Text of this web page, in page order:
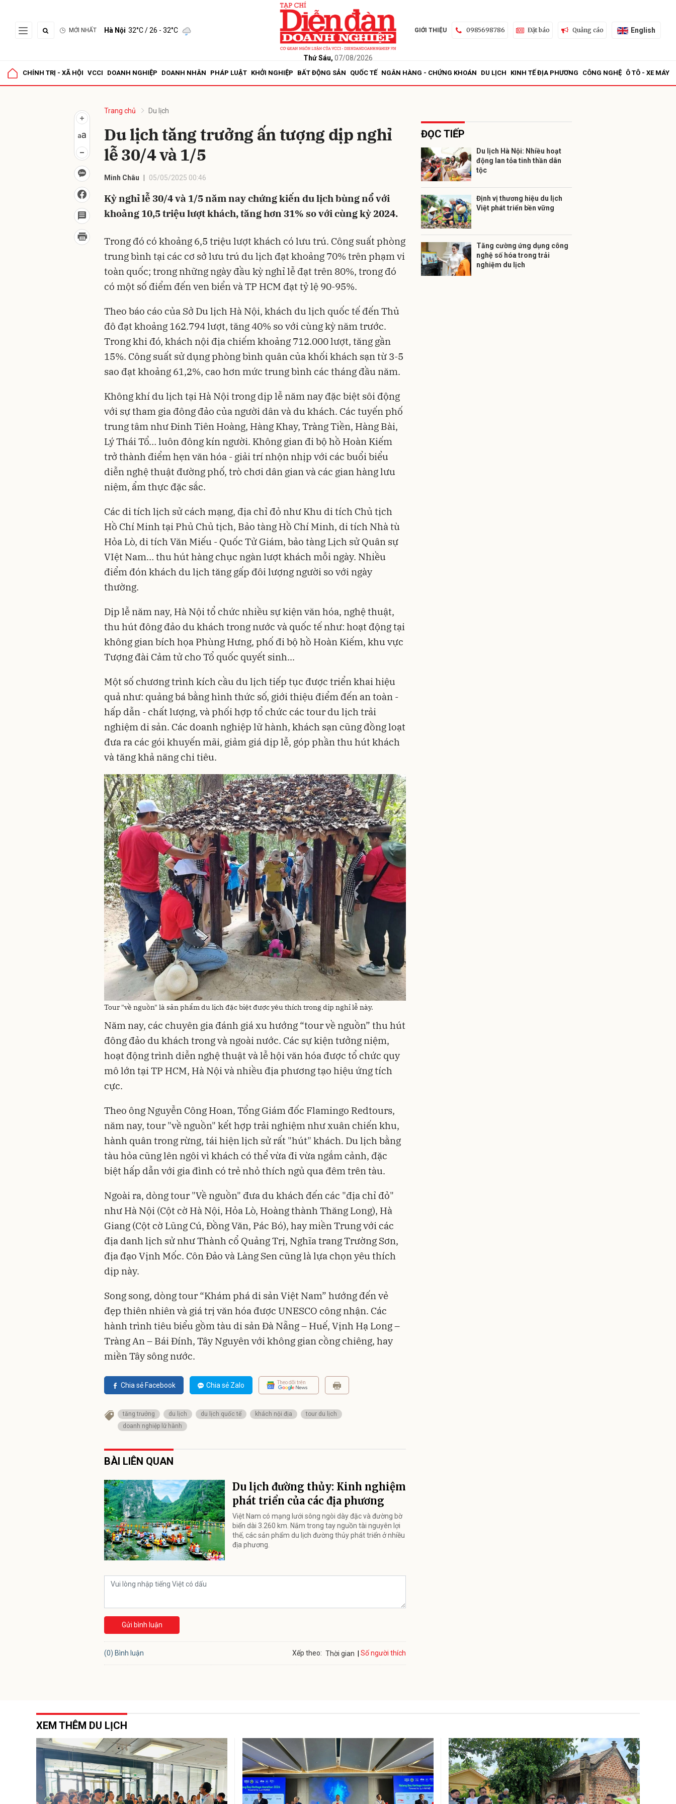
MỚI NHẤT Hà Nội 32°C/ 26 - 32°C
Thứ Sáu, 07/08/2026
GIỚI THIỆU 0985698786 Đặt báo Quảng cáo English
CHÍNH TRỊ - XÃ HỘI VCCI DOANH NGHIỆP DOANH NHÂN PHÁP LUẬT KHỞI NGHIỆP BẤT ĐỘNG SẢN QUỐC TẾ NGÂN HÀNG - CHỨNG KHOÁN DU LỊCH KINH TẾ ĐỊA PHƯƠNG CÔNG NGHỆ Ô TÔ - XE MÁY
Trang chủ Du lịch
Du lịch tăng trưởng ấn tượng dịp nghỉ
lễ 30/4 và 1/5
Minh Châu 05/05/2025 00:46
Kỳ nghỉ lễ 30/4 và 1/5 năm nay chứng kiến du lịch bùng nổ với
khoảng 10,5 triệu lượt khách, tăng hơn 31% so với cùng kỳ 2024.
Trong đó có khoảng 6,5 triệu lượt khách có lưu trú. Công suất phòng
trung bình tại các cơ sở lưu trú du lịch đạt khoảng 70% trên phạm vi
toàn quốc; trong những ngày đầu kỳ nghỉ lễ đạt trên 80%, trong đó
có một số điểm đến ven biển và TP HCM đạt tỷ lệ 90-95%.
Theo báo cáo của Sở Du lịch Hà Nội, khách du lịch quốc tế đến Thủ
đô đạt khoảng 162.794 lượt, tăng 40% so với cùng kỳ năm trước.
Trong khi đó, khách nội địa chiếm khoảng 712.000 lượt, tăng gần
15%. Công suất sử dụng phòng bình quân của khối khách sạn từ 3-5
sao đạt khoảng 61,2%, cao hơn mức trung bình các tháng đầu năm.
Không khí du lịch tại Hà Nội trong dịp lễ năm nay đặc biệt sôi động
với sự tham gia đông đảo của người dân và du khách. Các tuyến phố
trung tâm như Đinh Tiên Hoàng, Hàng Khay, Tràng Tiền, Hàng Bài,
Lý Thái Tổ… luôn đông kín người. Không gian đi bộ hồ Hoàn Kiếm
trở thành điểm hẹn văn hóa - giải trí nhộn nhịp với các buổi biểu
diễn nghệ thuật đường phố, trò chơi dân gian và các gian hàng lưu
niệm, ẩm thực đặc sắc.
Các di tích lịch sử cách mạng, địa chỉ đỏ như Khu di tích Chủ tịch
Hồ Chí Minh tại Phủ Chủ tịch, Bảo tàng Hồ Chí Minh, di tích Nhà tù
Hỏa Lò, di tích Văn Miếu - Quốc Tử Giám, bảo tàng Lịch sử Quân sự
VIệt Nam… thu hút hàng chục ngàn lượt khách mỗi ngày. Nhiều
điểm đón khách du lịch tăng gấp đôi lượng người so với ngày
thường.
Dịp lễ năm nay, Hà Nội tổ chức nhiều sự kiện văn hóa, nghệ thuật,
thu hút đông đảo du khách trong nước và quốc tế như: hoạt động tại
không gian bích họa Phùng Hưng, phố đi bộ hồ Hoàn Kiếm, khu vực
Tượng đài Cảm tử cho Tổ quốc quyết sinh...
Một số chương trình kích cầu du lịch tiếp tục được triển khai hiệu
quả như: quảng bá bằng hình thức số, giới thiệu điểm đến an toàn -
hấp dẫn - chất lượng, và phối hợp tổ chức các tour du lịch trải
nghiệm di sản. Các doanh nghiệp lữ hành, khách sạn cũng đồng loạt
đưa ra các gói khuyến mãi, giảm giá dịp lễ, góp phần thu hút khách
và tăng khả năng chi tiêu.
Tour "về nguồn" là sản phẩm du lịch đặc biệt được yêu thích trong dịp nghỉ lễ này.
Năm nay, các chuyên gia đánh giá xu hướng “tour về nguồn” thu hút
đông đảo du khách trong và ngoài nước. Các sự kiện tưởng niệm,
hoạt động trình diễn nghệ thuật và lễ hội văn hóa được tổ chức quy
mô lớn tại TP HCM, Hà Nội và nhiều địa phương tạo hiệu ứng tích
cực.
Theo ông Nguyễn Công Hoan, Tổng Giám đốc Flamingo Redtours,
năm nay, tour "về nguồn" kết hợp trải nghiệm như xuân chiến khu,
hành quân trong rừng, tái hiện lịch sử rất "hút" khách. Du lịch bằng
tàu hỏa cũng lên ngôi vì khách có thể vừa đi vừa ngắm cảnh, đặc
biệt hấp dẫn với gia đình có trẻ nhỏ thích ngủ qua đêm trên tàu.
Ngoài ra, dòng tour "Về nguồn" đưa du khách đến các "địa chỉ đỏ"
như Hà Nội (Cột cờ Hà Nội, Hỏa Lò, Hoàng thành Thăng Long), Hà
Giang (Cột cờ Lũng Cú, Đồng Văn, Pác Bó), hay miền Trung với các
địa danh lịch sử như Thành cổ Quảng Trị, Nghĩa trang Trường Sơn,
địa đạo Vịnh Mốc. Côn Đảo và Làng Sen cũng là lựa chọn yêu thích
dịp này.
Song song, dòng tour “Khám phá di sản Việt Nam” hướng đến vẻ
đẹp thiên nhiên và giá trị văn hóa được UNESCO công nhận. Các
hành trình tiêu biểu gồm tàu di sản Đà Nẵng – Huế, Vịnh Hạ Long –
Tràng An – Bái Đính, Tây Nguyên với không gian cồng chiêng, hay
miền Tây sông nước.
Chia sẻ Facebook Chia sẻ Zalo Theo dõi trên
tăng trưởng du lịch du lịch quốc tế khách nội địa
tour du lịch
doanh nghiệp lữ hành
BÀI LIÊN QUAN
Du lịch đường thủy: Kinh nghiệm
phát triển của các địa phương
Việt Nam có mạng lưới sông ngòi dày đặc và đường bờ
biển dài 3.260 km. Nắm trong tay nguồn tài nguyên lợi
thế, các sản phẩm du lịch đường thủy phát triển ở nhiều
địa phương.
Gửi bình luận
(0) Bình luận Xếp theo: Thời gian Số người thích
ĐỌC TIẾP
Du lịch Hà Nội: Nhiều hoạt
động lan tỏa tinh thần dân
tộc
Định vị thương hiệu du lịch
Việt phát triển bền vững
Tăng cường ứng dụng công
nghệ số hóa trong trải
nghiệm du lịch
XEM THÊM DU LỊCH
Gửi